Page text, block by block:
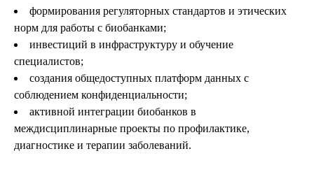
формирования регуляторных стандартов и этических
норм для работы с биобанками;
инвестиций в инфраструктуру и обучение
специалистов;
создания общедоступных платформ данных с
соблюдением конфиденциальности;
активной интеграции биобанков в
междисциплинарные проекты по профилактике,
диагностике и терапии заболеваний.